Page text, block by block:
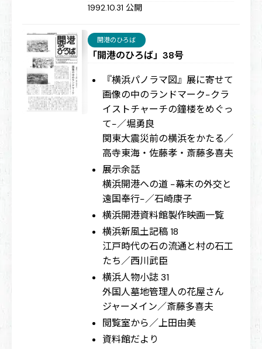
1992.10.31 公開
「開港のひろば」38号
開港のひろば
『横浜パノラマ図』展に寄せて
画像の中のランドマーク−クラ
イストチャーチの鐘楼をめぐっ
て−／堀勇良
関東大震災前の横浜をかたる／
高寺東海・佐藤孝・斎藤多喜夫
展示余話
横浜開港への道 −幕末の外交と
遠国奉行−／石崎康子
横浜開港資料館製作映画一覧
横浜新風土記稿 18
江戸時代の石の流通と村の石工
たち／西川武臣
横浜人物小誌 31
外国人墓地管理人の花屋さん
ジャーメイン／斎藤多喜夫
閲覧室から／上田由美
資料館だより